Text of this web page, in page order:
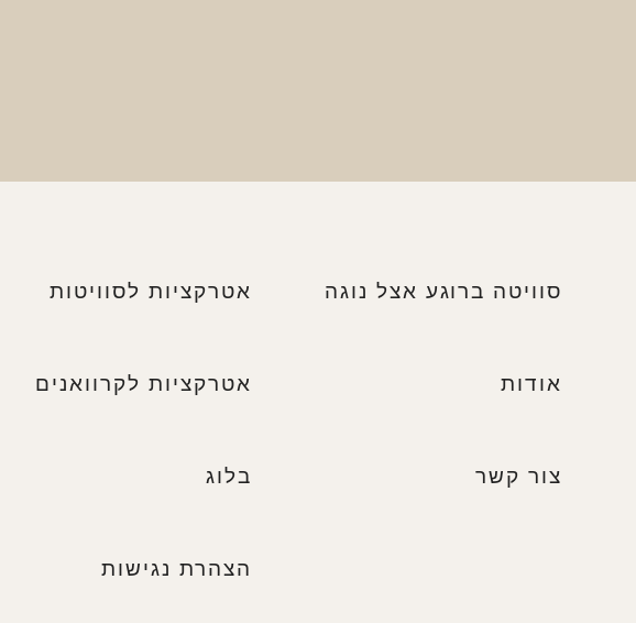
סוויטה ברוגע אצל נוגה
אודות
צור קשר
אטרקציות לסוויטות
אטרקציות לקרוואנים
בלוג
הצהרת נגישות